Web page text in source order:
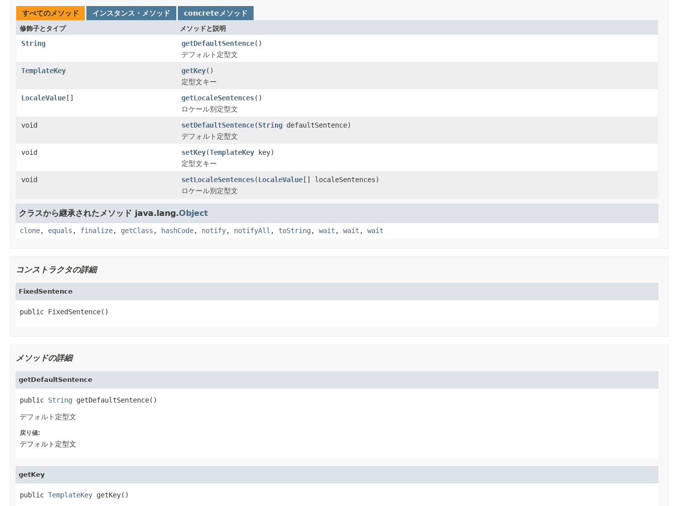
すべてのメソッド インスタンス・メソッド concreteメソッド
修飾子とタイプ メソッドと説明
String getDefaultSentence()
デフォルト定型文
TemplateKey
getKey()
定型文キー
LocaleValue[] getLocaleSentences()
ロケール別定型文
void
setDefaultSentence(String defaultSentence)
デフォルト定型文
void
setKey(TemplateKey key)
定型文キー
void
setLocaleSentences(LocaleValue[] localeSentences)
ロケール別定型文
クラスから継承されたメソッド java.lang.Object
clone, equals , finalize, getClass , hashCode, notify, notifyAll , toString , wait , wait , wait
コンストラクタの詳細
FixedSentence
public FixedSentence()
メソッドの詳細
getDefaultSentence
public String getDefaultSentence()
デフォルト定型文
戻り値:
デフォルト定型文
getKey
public TemplateKey getKey()